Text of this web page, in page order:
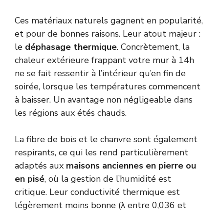
Ces matériaux naturels gagnent en popularité,
et pour de bonnes raisons. Leur atout majeur :
le déphasage thermique. Concrètement, la
chaleur extérieure frappant votre mur à 14h
ne se fait ressentir à l’intérieur qu’en fin de
soirée, lorsque les températures commencent
à baisser. Un avantage non négligeable dans
les régions aux étés chauds.
La fibre de bois et le chanvre sont également
respirants, ce qui les rend particulièrement
adaptés aux maisons anciennes en pierre ou
en pisé, où la gestion de l’humidité est
critique. Leur conductivité thermique est
légèrement moins bonne (λ entre 0,036 et